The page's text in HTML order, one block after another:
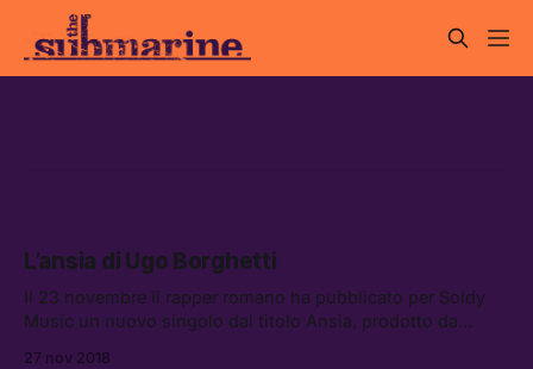
L’ansia di Ugo Borghetti
Il 23 novembre il rapper romano ha pubblicato per Soldy
Music un nuovo singolo dal titolo Ansia, prodotto da
27 nov 2018